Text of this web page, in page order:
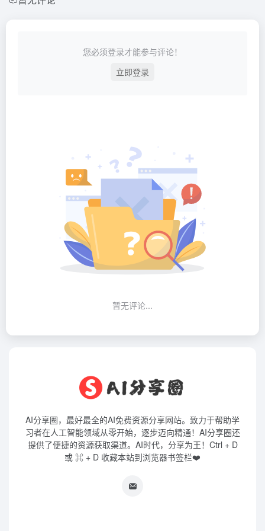
您必须登录才能参与评论！
立即登录
暂无评论...
AI分享圈，最好最全的AI免费资源分享网站。致力于帮助学
习者在人工智能领域从零开始，逐步迈向精通！AI分享圈还
提供了便捷的资源获取渠道。AI时代，分享为王！Ctrl + D
或 ⌘ + D 收藏本站到浏览器书签栏❤️